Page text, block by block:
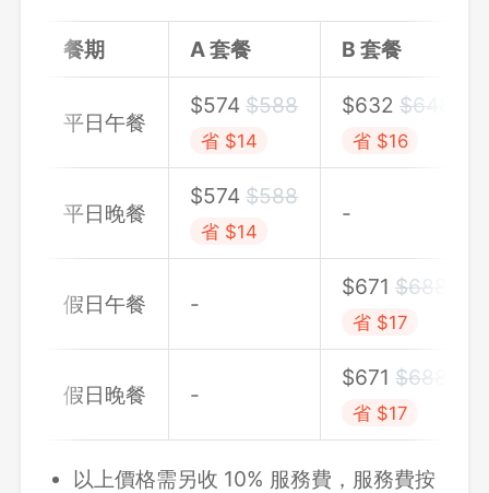
餐期 A 套餐 B 套餐
平日午餐
$574 $588
省 $14
$632 $648
省 $16
平日晚餐
$574 $588
省 $14
-
假日午餐 -
$671 $688
省 $17
假日晚餐 -
$671 $688
省 $17
以上價格需另收 10% 服務費，服務費按